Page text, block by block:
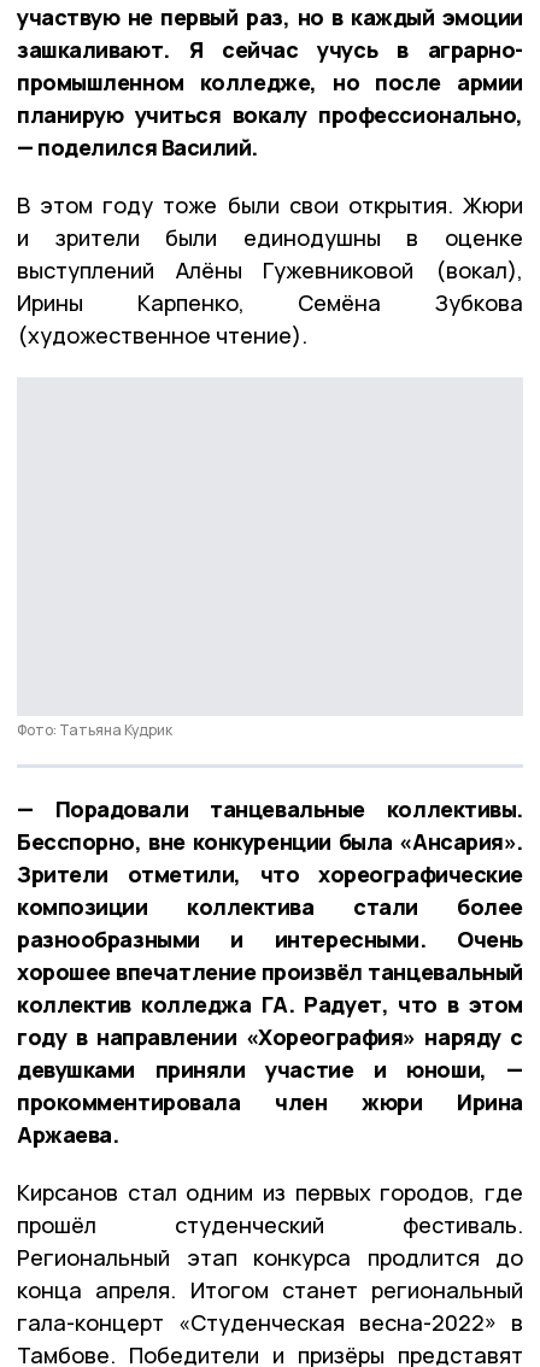
участвую не первый раз, но в каждый эмоции
зашкаливают. Я сейчас учусь в аграрно-
промышленном колледже, но после армии
планирую учиться вокалу профессионально,
— поделился Василий.
В этом году тоже были свои открытия. Жюри
и зрители были единодушны в оценке
выступлений Алёны Гужевниковой (вокал),
Ирины Карпенко, Семёна Зубкова
(художественное чтение).
Фото: Татьяна Кудрик
— Порадовали танцевальные коллективы.
Бесспорно, вне конкуренции была «Ансария».
Зрители отметили, что хореографические
композиции коллектива стали более
разнообразными и интересными. Очень
хорошее впечатление произвёл танцевальный
коллектив колледжа ГА. Радует, что в этом
году в направлении «Хореография» наряду с
девушками приняли участие и юноши, —
прокомментировала член жюри Ирина
Аржаева.
Кирсанов стал одним из первых городов, где
прошёл студенческий фестиваль.
Региональный этап конкурса продлится до
конца апреля. Итогом станет региональный
гала-концерт «Студенческая весна-2022» в
Тамбове. Победители и призёры представят